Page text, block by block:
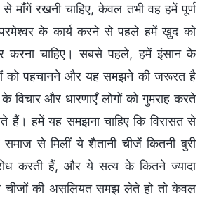
माँगें रखनी चाहिए, केवल तभी वह हमें पूर्ण
के कार्य करने से पहले हमें खुद को
करना चाहिए। सबसे पहले, हमें इंसान के
को पहचानने और यह समझने की जरूरत है
विचार और धारणाएँ लोगों को गुमराह करते
हैं। हमें यह समझना चाहिए कि विरासत से
समाज से मिलीं ये शैतानी चीजें कितनी बुरी
करती हैं, और ये सत्य के कितने ज्यादा
की असलियत समझ लेते हो तो केवल